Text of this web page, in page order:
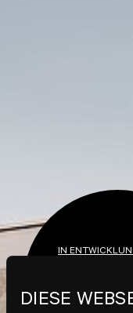
DIESE
IN
WOHNEN IN